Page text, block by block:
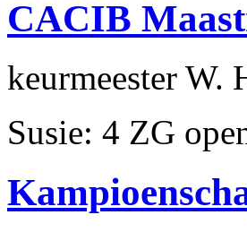
CACIB
keurmeester W.
Susie: 4 ZG